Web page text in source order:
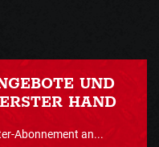
UND
HAND
Abonnement an...